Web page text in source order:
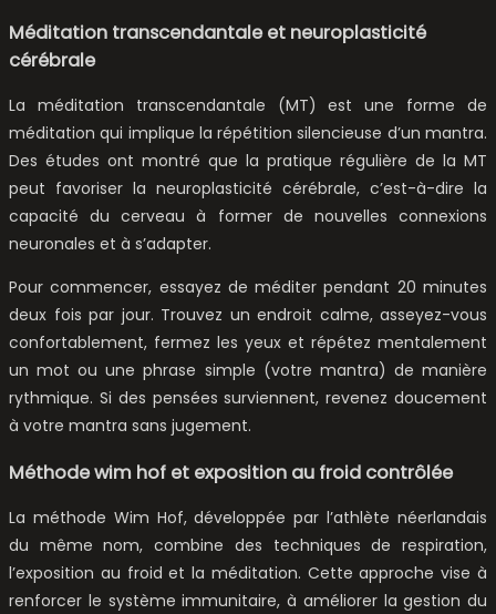
Méditation transcendantale et neuroplasticité
cérébrale
La méditation transcendantale (MT) est une forme de
méditation qui implique la répétition silencieuse d’un mantra.
Des études ont montré que la pratique régulière de la MT
peut favoriser la neuroplasticité cérébrale, c’est-à-dire la
capacité du cerveau à former de nouvelles connexions
neuronales et à s’adapter.
Pour commencer, essayez de méditer pendant 20 minutes
deux fois par jour. Trouvez un endroit calme, asseyez-vous
confortablement, fermez les yeux et répétez mentalement
un mot ou une phrase simple (votre mantra) de manière
rythmique. Si des pensées surviennent, revenez doucement
à votre mantra sans jugement.
Méthode wim hof et exposition au froid contrôlée
La méthode Wim Hof, développée par l’athlète néerlandais
du même nom, combine des techniques de respiration,
l’exposition au froid et la méditation. Cette approche vise à
renforcer le système immunitaire, à améliorer la gestion du